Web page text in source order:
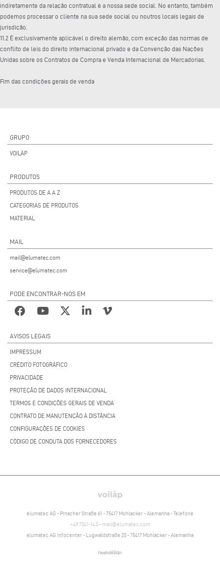
indiretamente da relação contratual é a nossa sede social. No entanto, também
podemos processar o cliente na sua sede social ou noutros locais legais de
jurisdição.
11.2 É exclusivamente aplicável o direito alemão, com exceção das normas de
conflito de leis do direito internacional privado e da Convenção das Nações
Unidas sobre os Contratos de Compra e Venda Internacional de Mercadorias.
Fim das condições gerais de venda
GRUPO
VOILÀP
PRODUTOS
PRODUTOS DE A A Z
CATEGORIAS DE PRODUTOS
MATERIAL
MAIL
mail@elumatec.com
service@elumatec.com
PODE ENCONTRAR-NOS EM
AVISOS LEGAIS
IMPRESSUM
CRÉDITO FOTOGRÁFICO
PRIVACIDADE
PROTEÇÃO DE DADOS INTERNACIONAL
TERMOS E CONDIÇÕES GERAIS DE VENDA
CONTRATO DE MANUTENÇÃO À DISTÂNCIA
CONFIGURAÇÕES DE COOKIES
CÓDIGO DE CONDUTA DOS FORNECEDORES
elumatec AG - Pinacher Straße 61 - 75417 Mühlacker - Alemanha - Telefone
+49 7041-14 0- mail@elumatec.com
elumatec AG infocenter - Lugwaldstraße 20 - 75417 Mühlacker - Alemanha